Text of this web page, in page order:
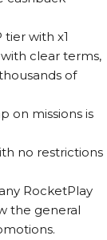
with x1
clear terms,
of
on missions is
no restrictions
RocketPlay
the general